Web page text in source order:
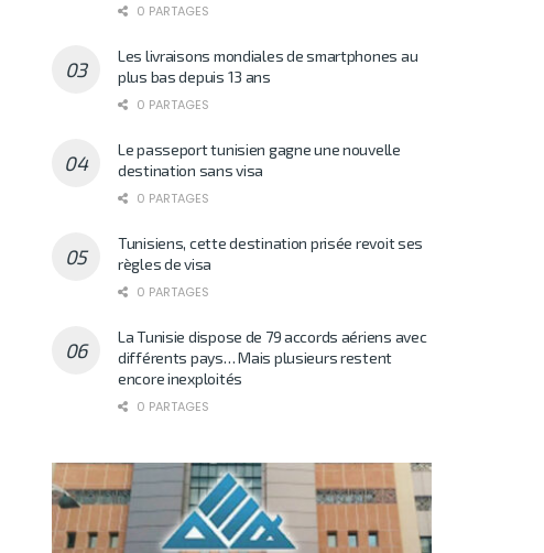
0 PARTAGES
Les livraisons mondiales de smartphones au
plus bas depuis 13 ans
0 PARTAGES
Le passeport tunisien gagne une nouvelle
destination sans visa
0 PARTAGES
Tunisiens, cette destination prisée revoit ses
règles de visa
0 PARTAGES
La Tunisie dispose de 79 accords aériens avec
différents pays… Mais plusieurs restent
encore inexploités
0 PARTAGES